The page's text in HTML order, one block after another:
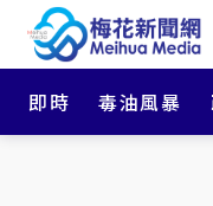
即時 毒油風暴